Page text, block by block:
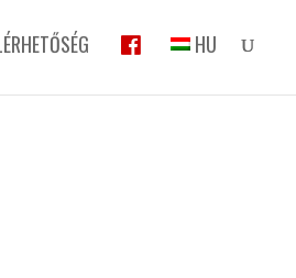
HU